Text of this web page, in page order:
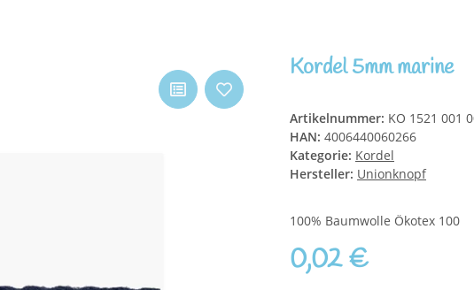
Kordel 5mm marine
Artikelnummer: KO 1521 001
HAN: 4006440060266
Kategorie: Kordel
Hersteller: Unionknopf
100% Baumwolle Ökotex 100
0,02 €